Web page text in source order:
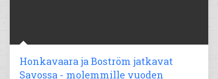
Honkavaara ja Boström jatkavat
Savossa - molemmille vuoden